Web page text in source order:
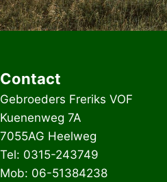
Contact
Gebroeders Freriks VOF
Kuenenweg 7A
7055AG Heelweg
Tel: 0315-243749
Mob: 06-51384238